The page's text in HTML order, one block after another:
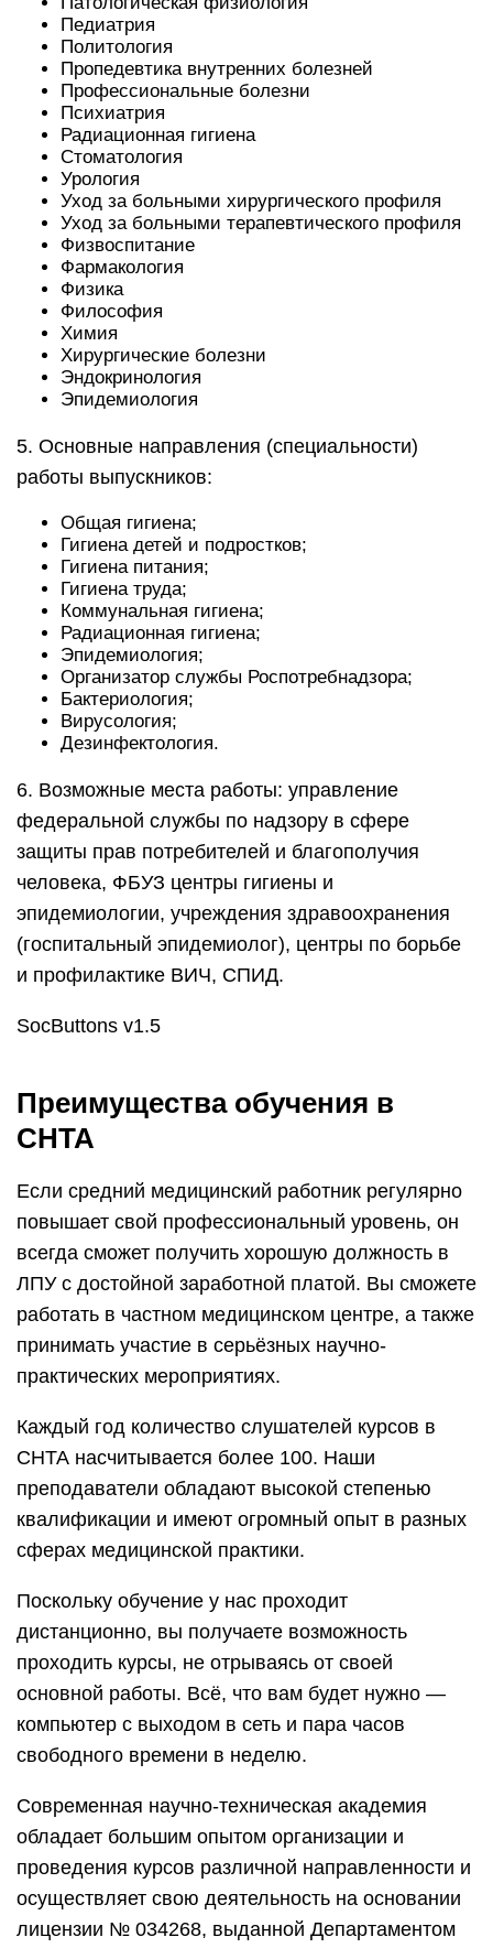
Педиатрия
Политология
Пропедевтика внутренних болезней
Профессиональные болезни
Психиатрия
Радиационная гигиена
Стоматология
Урология
Уход за больными хирургического профиля
Уход за больными терапевтического профиля
Физвоспитание
Фармакология
Физика
Философия
Химия
Хирургические болезни
Эндокринология
Эпидемиология
5. Основные направления (специальности)
работы выпускников:
Общая гигиена;
Гигиена детей и подростков;
Гигиена питания;
Гигиена труда;
Коммунальная гигиена;
Радиационная гигиена;
Эпидемиология;
Организатор службы Роспотребнадзора;
Бактериология;
Вирусология;
Дезинфектология.
6. Возможные места работы: управление
федеральной службы по надзору в сфере
защиты прав потребителей и благополучия
человека, ФБУЗ центры гигиены и
эпидемиологии, учреждения здравоохранения
(госпитальный эпидемиолог), центры по борьбе
и профилактике ВИЧ, СПИД.
SocButtons v1.5
Преимущества обучения в
СНТА
Если средний медицинский работник регулярно
повышает свой профессиональный уровень, он
всегда сможет получить хорошую должность в
ЛПУ с достойной заработной платой. Вы сможете
работать в частном медицинском центре, а также
принимать участие в серьёзных научно-
практических мероприятиях.
Каждый год количество слушателей курсов в
СНТА насчитывается более 100. Наши
преподаватели обладают высокой степенью
квалификации и имеют огромный опыт в разных
сферах медицинской практики.
Поскольку обучение у нас проходит
дистанционно, вы получаете возможность
проходить курсы, не отрываясь от своей
основной работы. Всё, что вам будет нужно —
компьютер с выходом в сеть и пара часов
свободного времени в неделю.
Современная научно-техническая академия
обладает большим опытом организации и
проведения курсов различной направленности и
осуществляет свою деятельность на основании
лицензии № 034268, выданной Департаментом